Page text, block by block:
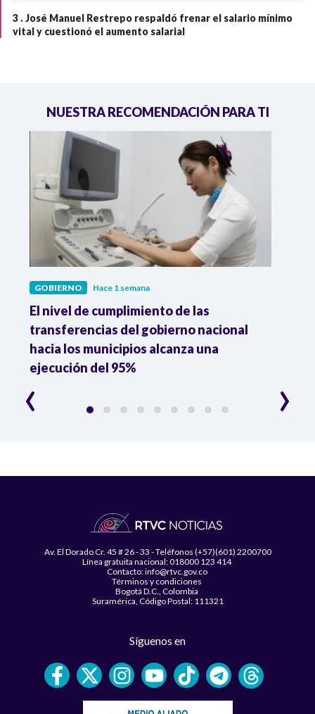
3 .José Manuel Restrepo respaldó frenar el salario mínimo
vital y cuestionó el aumento salarial
NUESTRA RECOMENDACIÓN PARA TI
GOBIERNO Hace 1 semana
El nivel de cumplimiento de las
transferencias del gobierno nacional
hacia los municipios alcanza una
ejecución del 95%
‹ ›
Av. El Dorado Cr. 45 # 26 - 33 - Teléfonos (+57)(601) 2200700
Línea gratuita nacional: 018000 123 414
Contacto: info@rtvc.gov.co
Términos y condiciones
Bogotá D.C., Colombia
Suramérica, Código Postal: 111321
Síguenos en